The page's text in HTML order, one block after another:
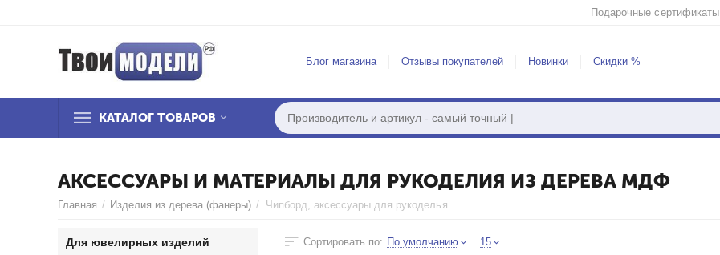
Подарочные сертификаты
Блог магазина Отзывы покупателей Новинки Скидки %
КАТАЛОГ ТОВАРОВ
АКСЕССУАРЫ И МАТЕРИАЛЫ ДЛЯ РУКОДЕЛИЯ ИЗ ДЕРЕВА МДФ
Главная / Изделия из дерева (фанеры) / Чипборд, аксессуары для рукоделья
Сортировать по: По умолчанию 15
Для ювелирных изделий